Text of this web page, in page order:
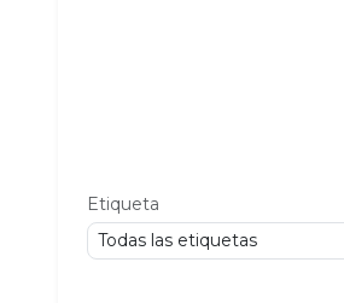
Etiqueta